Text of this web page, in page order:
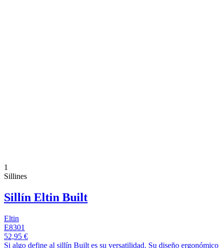
1
Sillines
Sillín Eltin Built
Eltin
E8301
52,95 €
Si algo define al sillín Built es su versatilidad. Su diseño ergonómico